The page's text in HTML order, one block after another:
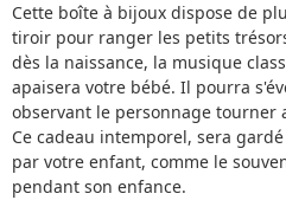
Cette boîte à bijoux dispose de
tiroir pour ranger les petits
dès la naissance, la musique
apaisera votre bébé. Il pourra
observant le personnage tourner
Ce cadeau intemporel, sera
par votre enfant, comme le
pendant son enfance.